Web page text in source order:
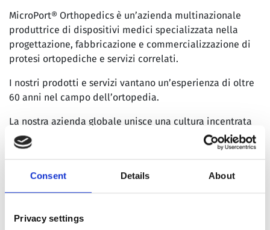
Consent Details About
Privacy settings
MicroPort® Orthopedics è un’azienda multinazionale
produttrice di dispositivi medici specializzata nella
progettazione, fabbricazione e commercializzazione di
protesi ortopediche e servizi correlati.
I nostri prodotti e servizi vantano un’esperienza di oltre
60 anni nel campo dell’ortopedia.
La nostra azienda globale unisce una cultura incentrata
sulla qualità e all’attenzione ai dettagli con competenza
e innovazione. Il nostro spirito innovativo ci ha spinto a
ortopedici e servizi apprezzati da pazienti e chirurghi. In
questo modo miriamo a migliorare la longevità e la
tempo stesso alle esigenze del panorama sanitario in